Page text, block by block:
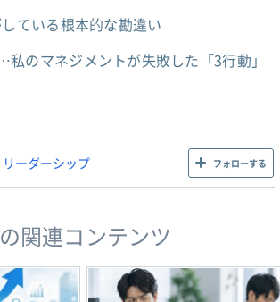
ている根本的な勘違い
のマネジメントが失敗した「3行動」
リーダーシップ フォローする
関連コンテンツ